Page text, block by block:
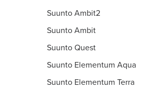
Suunto Ambit2
Suunto Ambit
Suunto Quest
Suunto Elementum Aqua
Suunto Elementum Terra